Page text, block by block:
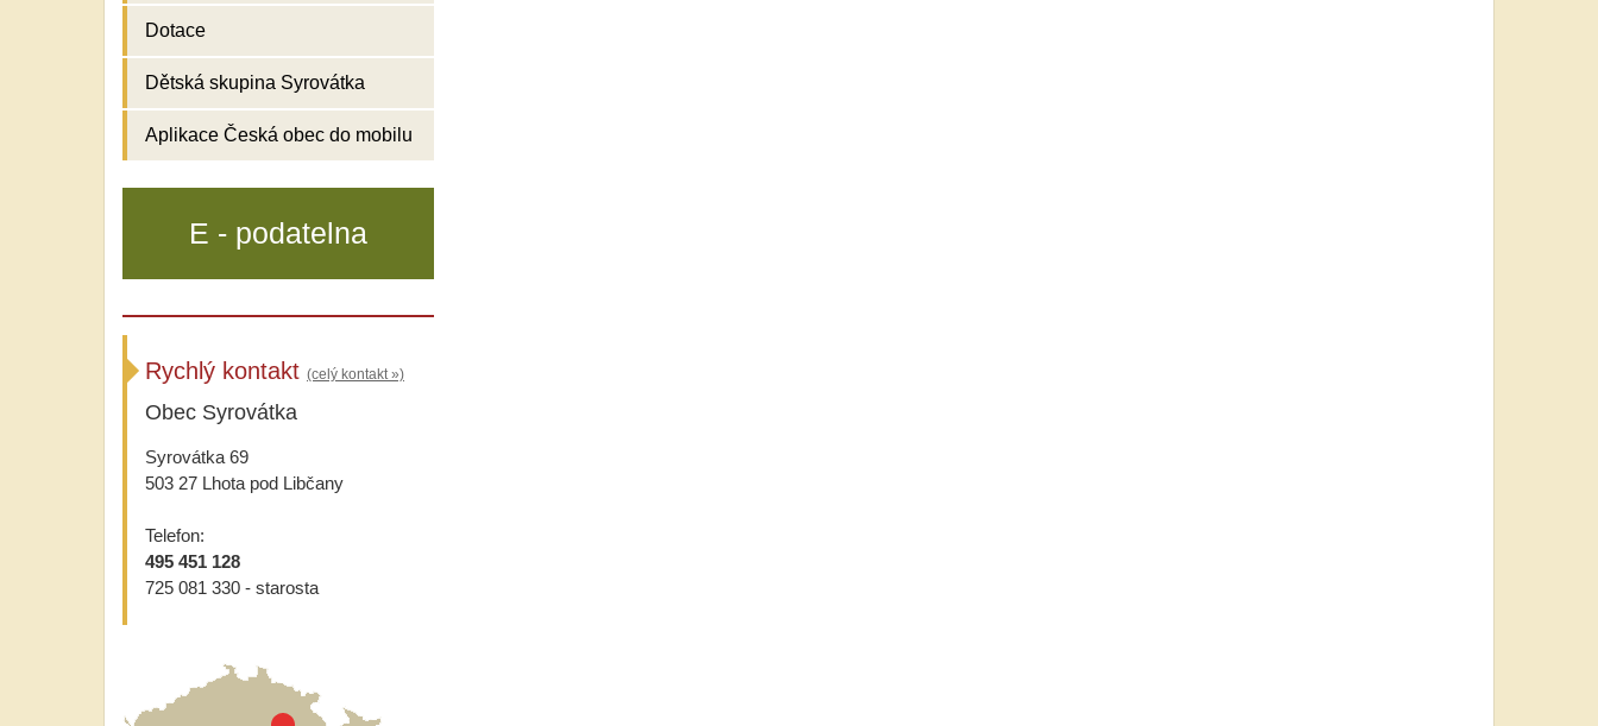
Dotace
Dětská skupina Syrovátka
Aplikace Česká obec do mobilu
E - podatelna
Rychlý kontakt (celý kontakt »)
Obec Syrovátka
Syrovátka 69
503 27 Lhota pod Libčany
Telefon:
495 451 128
725 081 330 - starosta